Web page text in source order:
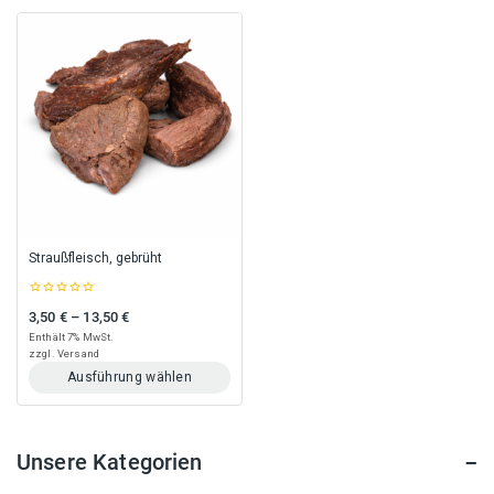
Straußfleisch, gebrüht
out
of
3,50 € – 13,50€Preisspanne: 3,50 € bis 13,50 €
Enthält 7% MwSt.
zzgl. Versand
Ausführung wählen
Dieses
mehrere
Unsere Kategorien